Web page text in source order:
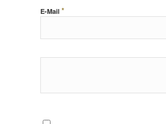
E-Mail *